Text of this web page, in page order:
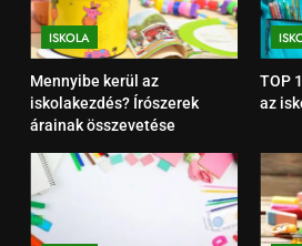
Mennyibe
összevetése
4
TOP 10
ISKOLA
ISKOLA
Mennyibe kerül az
iskolakezdés? Írószerek
árainak összevetése
TOP
az